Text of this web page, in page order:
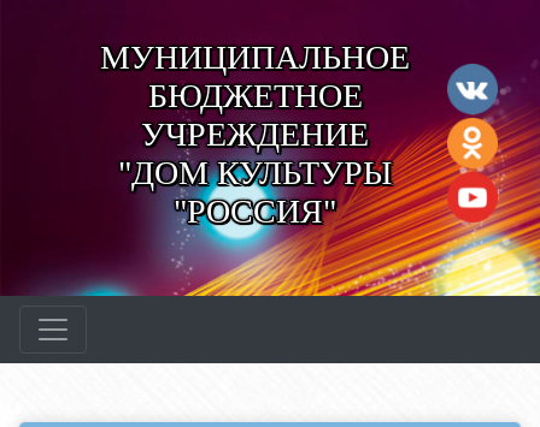
МУНИЦИПАЛЬНОЕ
БЮДЖЕТНОЕ
УЧРЕЖДЕНИЕ
"ДОМ КУЛЬТУРЫ
"РОССИЯ"